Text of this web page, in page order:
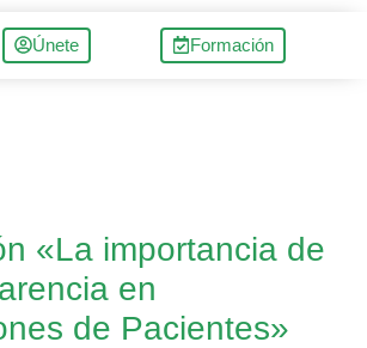
Únete Formación
«La importancia de
en
de Pacientes»